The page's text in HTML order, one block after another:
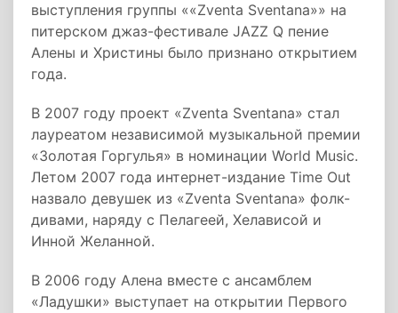
выступления группы ««Zventa Sventana»» на
питерском джаз-фестивале JAZZ Q пение
Алены и Христины было признано открытием
года.
В 2007 году проект «Zventa Sventana» стал
лауреатом независимой музыкальной премии
«Золотая Горгулья» в номинации World Music.
Летом 2007 года интернет-издание Time Out
назвало девушек из «Zventa Sventana» фолк-
дивами, наряду с Пелагеей, Хелависой и
Инной Желанной.
В 2006 году Алена вместе с ансамблем
«Ладушки» выступает на открытии Первого